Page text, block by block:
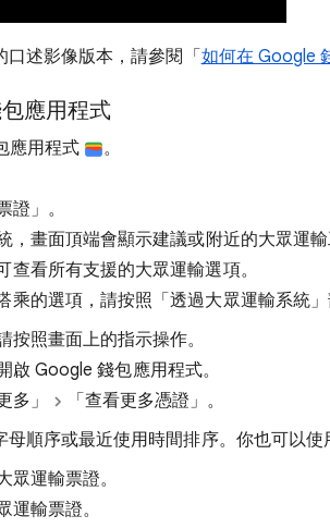
述影像版本，請參閱「 如何在 Google
應用程式
應用程式
。
證」 。
，畫面頂端會顯示建議或附近的大眾運輸
查看所有支援的大眾運輸選項。
乘的選項，請按照「透過大眾運輸系統」
按照畫面上的指示操作。
啟 Google 錢包應用程式。
多」
「查看更多憑證」 。
母順序或最近使用時間排序。你也可以使
眾運輸票證。
運輸票證。